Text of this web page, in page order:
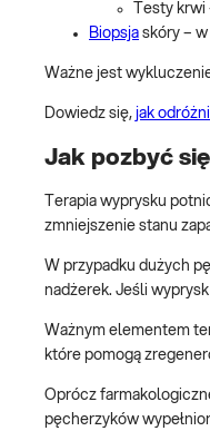
Testy
Biopsja skóry –
Ważne jest
Dowiedz się, jak
Jak pozbyć
Terapia wyprysku
zmniejszenie stanu
W przypadku dużych
nadżerek. Jeśli
Ważnym elementem
które pomogą
Oprócz
pęcherzyków